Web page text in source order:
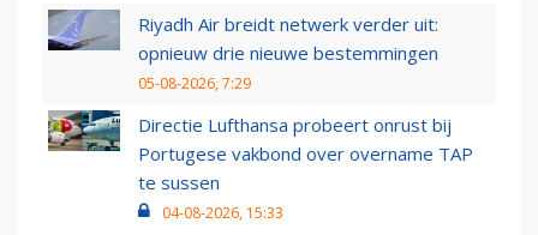
Riyadh Air breidt netwerk verder uit:
opnieuw drie nieuwe bestemmingen
05-08-2026, 7:29
Directie Lufthansa probeert onrust bij
Portugese vakbond over overname TAP
te sussen
04-08-2026, 15:33